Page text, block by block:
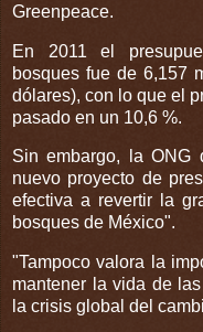
Greenpeace.
En 2011 el
bosques fue de 6,157
dólares), con lo que el
pasado en un 10,6 %.
Sin embargo, la ONG
nuevo proyecto de
efectiva a revertir la
bosques de México".
"Tampoco valora la
mantener la vida de
la crisis global del